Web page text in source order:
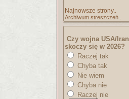
Najnowsze strony..
Archiwum streszczeń..
Czy wojna USA/Iran
skoczy się w 2026?
Raczej tak
Chyba tak
Nie wiem
Chyba nie
Raczej nie